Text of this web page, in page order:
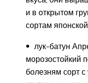
и в открытом
сортам
лук-батун
морозостойкий
болезням сорт